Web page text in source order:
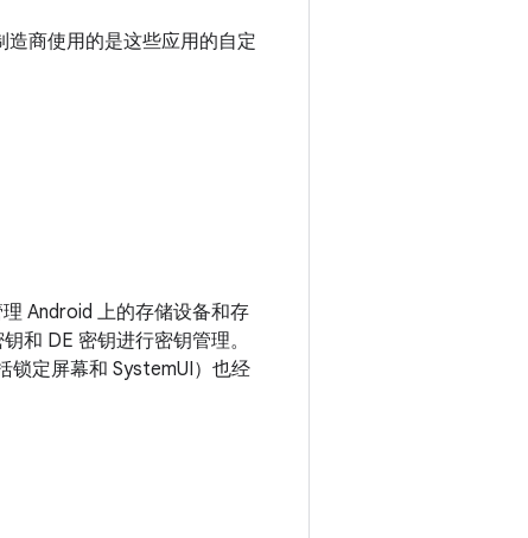
造商使用的是这些应用的自定
Android 上的存储设备和存
和 DE 密钥进行密钥管理。
锁定屏幕和 SystemUI）也经